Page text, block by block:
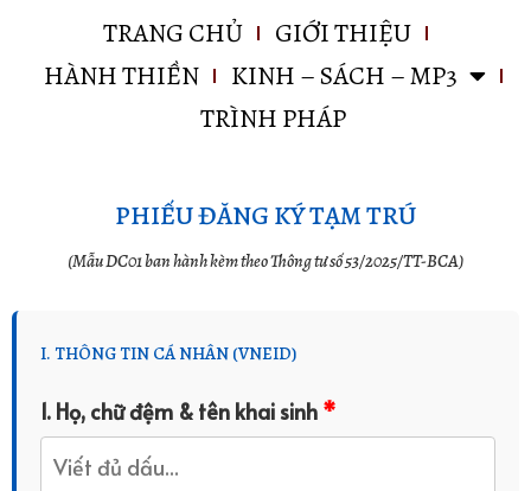
TRANG CHỦ
GIỚI THIỆU
HÀNH THIỀN
KINH – SÁCH – MP3
TRÌNH PHÁP
PHIẾU ĐĂNG KÝ TẠM TRÚ
(Mẫu DC01 ban hành kèm theo Thông tư số 53/2025/TT-BCA)
I. THÔNG TIN CÁ NHÂN (VNEID)
1. Họ, chữ đệm & tên khai sinh *